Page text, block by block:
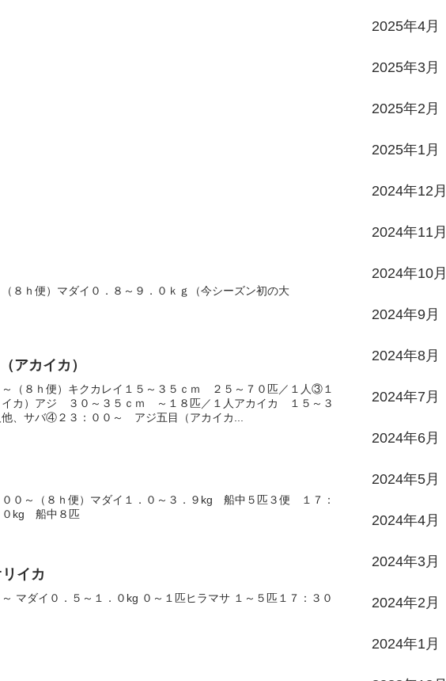
８ｈ便）マダイ０．８～９．０ｋｇ（今シーズン初の大
アカイカ）
（８ｈ便）キクカレイ１５～３５ｃｍ ２５～７０匹／１人③１
カ）アジ ３０～３５ｃｍ ～１８匹／１人アカイカ １５～３
、サバ④２３：００～ アジ五目（アカイカ...
０～（８ｈ便）マダイ１．０～３．９kg 船中５匹３便 １７：
０kg 船中８匹
イカ
マダイ０．５～１．０kg ０～１匹ヒラマサ １～５匹１７：３０
2025年4月
2025年3月
2025年2月
2025年1月
2024年12月
2024年11月
2024年10月
2024年9月
2024年8月
2024年7月
2024年6月
2024年5月
2024年4月
2024年3月
2024年2月
2024年1月